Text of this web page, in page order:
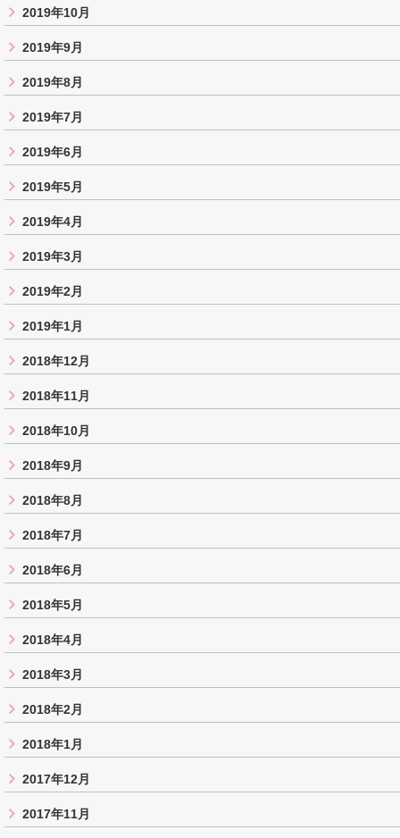
2019年10月
2019年9月
2019年8月
2019年7月
2019年6月
2019年5月
2019年4月
2019年3月
2019年2月
2019年1月
2018年12月
2018年11月
2018年10月
2018年9月
2018年8月
2018年7月
2018年6月
2018年5月
2018年4月
2018年3月
2018年2月
2018年1月
2017年12月
2017年11月